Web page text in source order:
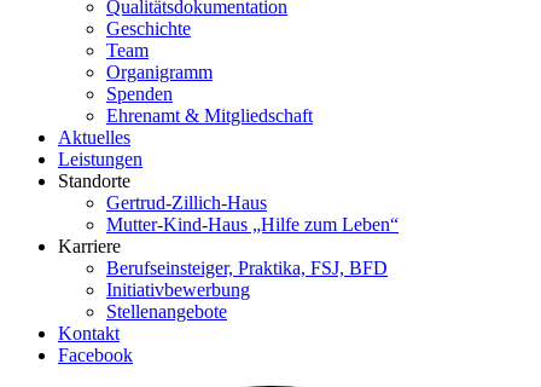
Qualitätsdokumentation
Geschichte
Team
Organigramm
Spenden
Ehrenamt & Mitgliedschaft
Aktuelles
Leistungen
Standorte
Gertrud-Zillich-Haus
Mutter-Kind-Haus „Hilfe zum Leben“
Karriere
Berufseinsteiger, Praktika, FSJ, BFD
Initiativbewerbung
Stellenangebote
Kontakt
Facebook